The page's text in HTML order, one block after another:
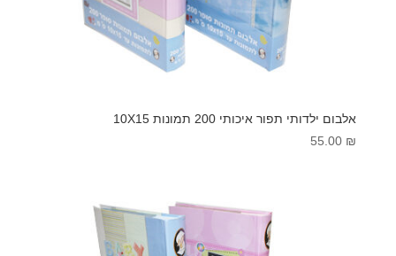
אלבום ילדותי תפור איכותי 200 תמונות 10X15
55.00 ₪